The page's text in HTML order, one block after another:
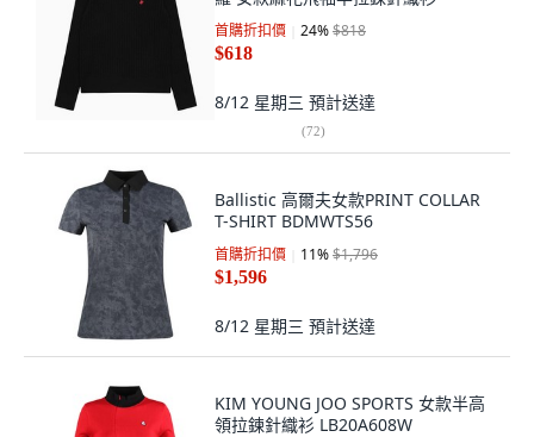
首購折扣價 24%$818
$618
8/12 星期三 預計送達
(72)
Ballistic 高爾夫女款PRINT COLLAR
T-SHIRT BDMWTS56
首購折扣價 11%$1,796
$1,596
8/12 星期三 預計送達
KIM YOUNG JOO SPORTS 女款半高
領拉鍊針織衫 LB20A608W